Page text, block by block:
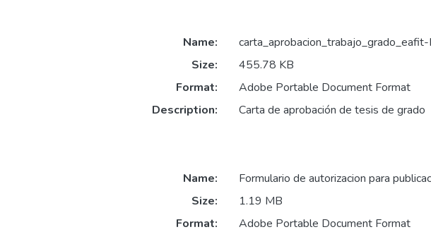
Name:
Size:
455.78 KB
Format:
Adobe Portable Document Format
Description:
Carta de aprobación de tesis de grado
Name:
Formulario de autorizacion para
Size:
1.19 MB
Format:
Adobe Portable Document Format